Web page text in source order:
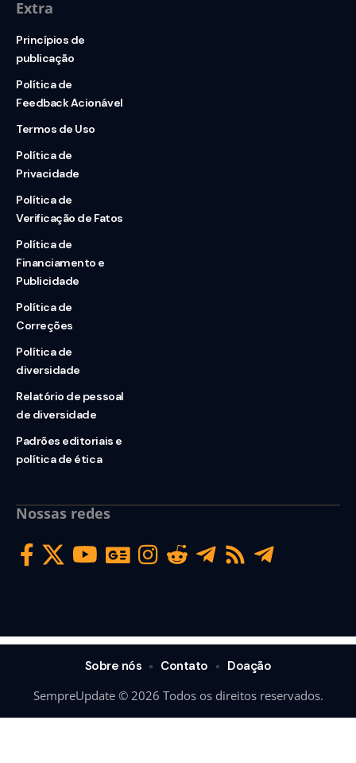
Extra
Princípios de
publicação
Política de
Feedback Acionável
Termos de Uso
Política de
Privacidade
Política de
Verificação de Fatos
Política de
Financiamento e
Publicidade
Política de
Correções
Política de
diversidade
Relatório de pessoal
de diversidade
Padrões editoriais e
política de ética
Nossas redes
SempreUpdate © 2026 Todos os direitos reservados.
Sobre nós Contato Doação